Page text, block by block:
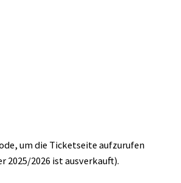
um die Ticketseite aufzurufen
2025/2026 ist ausverkauft).